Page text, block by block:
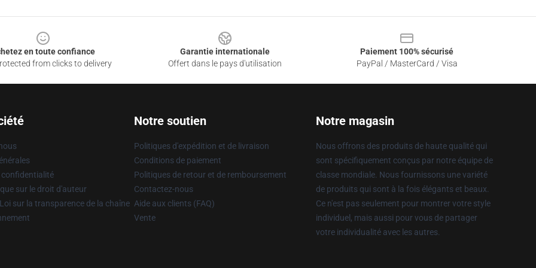
en toute confiance
from clicks to delivery
Garantie internationale
Offert dans le pays d'utilisation
Paiement 100% sécurisé
PayPal / MasterCard / Visa
confidentialité
sur le droit d'auteur
sur la transparence de la chaîne
Notre soutien
Politiques d'expédition et de livraison
Conditions de paiement
Politiques de retour et de remboursement
Contactez-nous
Aide aux clients (FAQ)
Vente
Notre magasin
Nous offrons des produits de haute qualité qui
sont spécifiquement conçus par notre équipe de
classe mondiale. Nous fournissons une variété
de produits qui sont à la fois élégants et beaux.
Ce n'est pas seulement pour montrer votre style
individuel, mais aussi pour vous de partager
votre individualité avec les autres.